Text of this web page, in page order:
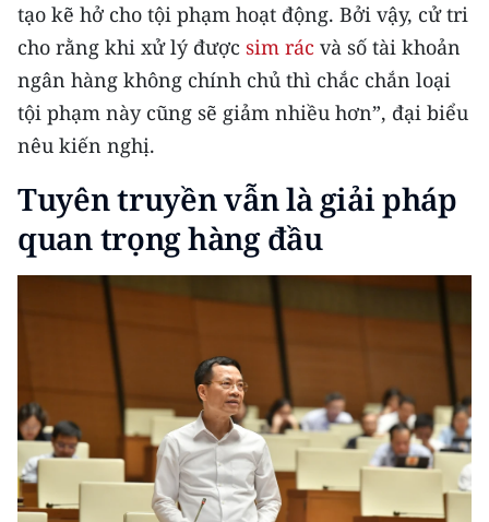
tạo kẽ hở cho tội phạm hoạt động. Bởi vậy, cử tri
cho rằng khi xử lý được sim rác và số tài khoản
ngân hàng không chính chủ thì chắc chắn loại
tội phạm này cũng sẽ giảm nhiều hơn”, đại biểu
nêu kiến nghị.
Tuyên truyền vẫn là giải pháp
quan trọng hàng đầu